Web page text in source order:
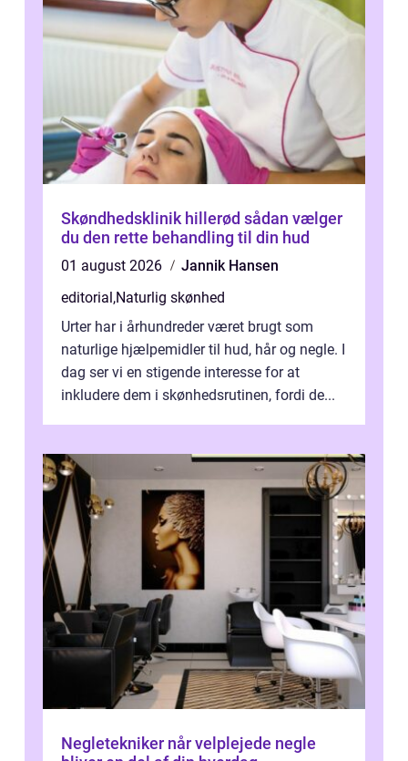
Skøndhedsklinik hillerød sådan vælger
du den rette behandling til din hud
01 august 2026
Jannik Hansen
editorial,Naturlig skønhed
Urter har i århundreder været brugt som
naturlige hjælpemidler til hud, hår og negle. I
dag ser vi en stigende interesse for at
inkludere dem i skønhedsrutinen, fordi de...
Negletekniker når velplejede negle